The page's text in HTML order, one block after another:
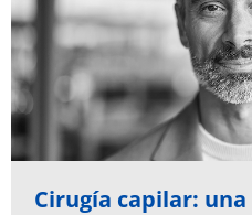
Cirugía capilar: